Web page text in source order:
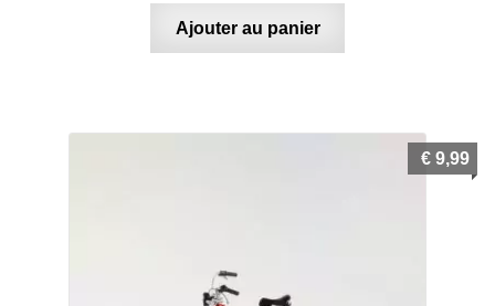
Ajouter au panier
€ 9,99